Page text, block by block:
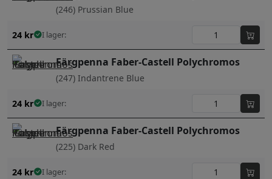
(246) Prussian Blue
24 kr I lager:
Färgpenna Faber-Castell Polychromos
(247) Indantrene Blue
24 kr I lager:
Färgpenna Faber-Castell Polychromos
(225) Dark Red
24 kr I lager: